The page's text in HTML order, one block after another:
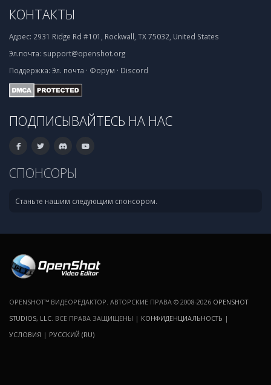
КОНТАКТЫ
Адрес: 2931 Ridge Rd #101, Rockwall, TX 75032, United States
Эл.почта: support@openshot.org
Поддержка: Эл. почта · Форум · Discord
ПОДПИСЫВАЙТЕСЬ НА НАС
СПОНСОРЫ
Станьте нашим следующим спонсором.
OPENSHOT™ ВИДЕОРЕДАКТОР. АВТОРСКИЕ ПРАВА © 2008-2026 OPENSHOT
STUDIOS, LLC . ВСЕ ПРАВА ЗАЩИЩЕНЫ | КОНФИДЕНЦИАЛЬНОСТЬ |
УСЛОВИЯ | РУССКИЙ (RU)